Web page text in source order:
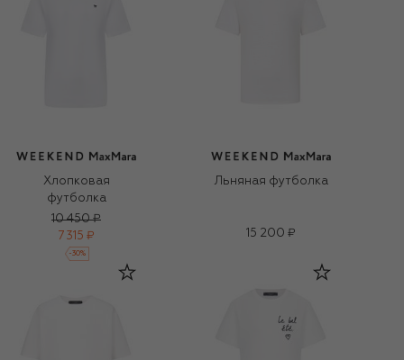
Хлопковая
футболка
10 450 ₽
7 315 ₽
-30%
Льняная футболка
15 200 ₽